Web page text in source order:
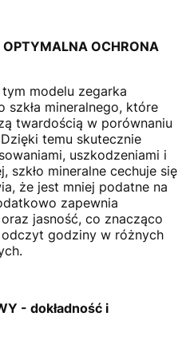
OCHRONA
modelu zegarka
mineralnego, które
twardością w porównaniu
temu skutecznie
uszkodzeniami i
szkło mineralne cechuje się
że jest mniej podatne na
zapewnia
jasność, co znacząco
godziny w różnych
- dokładność i